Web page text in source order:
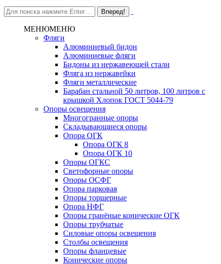
МЕНЮМЕНЮ
Фляги
Алюминиевый бидон
Алюминиевые фляги
Бидоны из нержавеющей стали
Фляга из нержавейки
Фляги металлические
Барабан стальной 50 литров, 100 литров с
крышкой Хлопок ГОСТ 5044-79
Опоры освещения
Многогранные опоры
Складывающиеся опоры
Опора ОГК
Опора ОГК 8
Опора ОГК 10
Опоры ОГКС
Светофорные опоры
Опоры ОСФГ
Опора парковая
Опоры торшерные
Опора НФГ
Опоры гранёные конические ОГК
Опоры трубчатые
Силовые опоры освещения
Столбы освещения
Опоры фланцевые
Конические опоры